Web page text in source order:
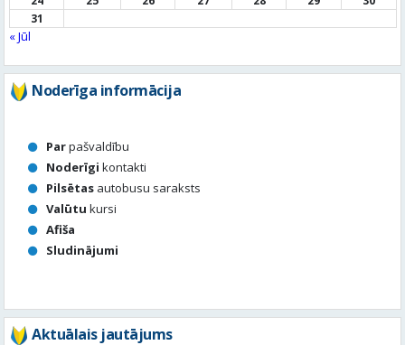
31
« Jūl
Noderīga informācija
Parpašvaldību
Noderīgi kontakti
Pilsētas autobusu saraksts
Valūtu kursi
Afiša
Sludinājumi
Aktuālais jautājums